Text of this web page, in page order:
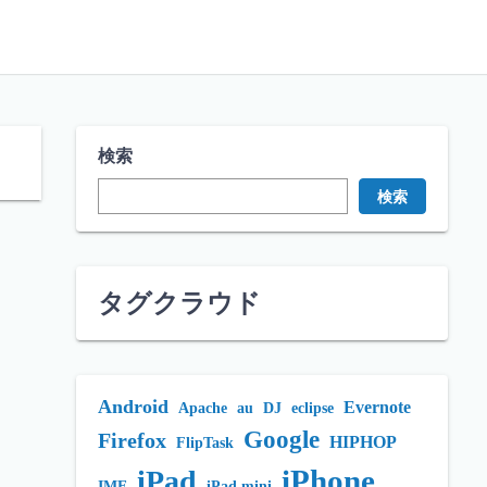
検索
検索
タグクラウド
Android Apache au DJ eclipse Evernote
Firefox FlipTask Google HIPHOP